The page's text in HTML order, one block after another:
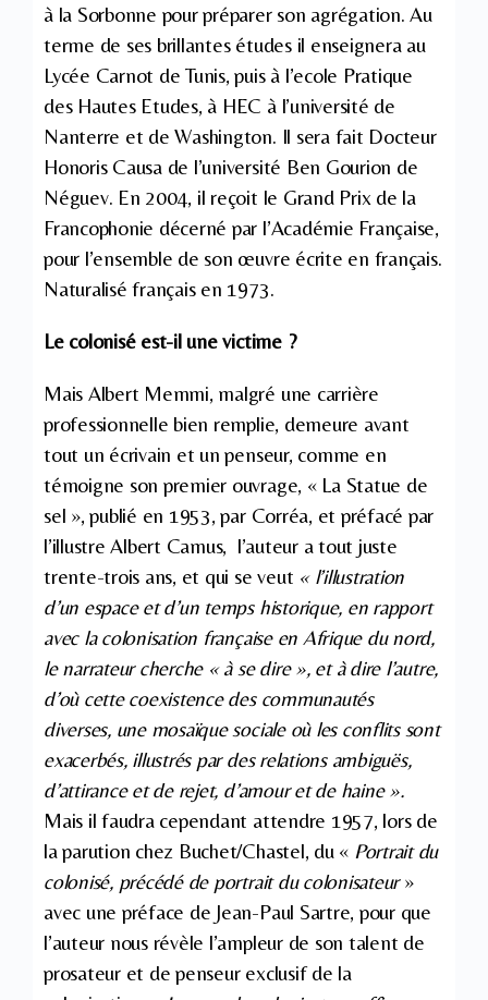
à la Sorbonne pour préparer son agrégation. Au
terme de ses brillantes études il enseignera au
Lycée Carnot de Tunis, puis à l’ecole Pratique
des Hautes Etudes, à HEC à l’université de
Nanterre et de Washington. Il sera fait Docteur
Honoris Causa de l’université Ben Gourion de
Néguev. En 2004, il reçoit le Grand Prix de la
Francophonie décerné par l’Académie Française,
pour l’ensemble de son œuvre écrite en français.
Naturalisé français en 1973.
Le colonisé est-il une victime ?
Mais Albert Memmi, malgré une carrière
professionnelle bien remplie, demeure avant
tout un écrivain et un penseur, comme en
témoigne son premier ouvrage, « La Statue de
sel », publié en 1953, par Corréa, et préfacé par
l’illustre Albert Camus, l’auteur a tout juste
trente-trois ans, et qui se veut « l’illustration
d’un espace et d’un temps historique, en rapport
avec la colonisation française en Afrique du nord,
le narrateur cherche « à se dire », et à dire l’autre,
d’où cette coexistence des communautés
diverses, une mosaïque sociale où les conflits sont
exacerbés, illustrés par des relations ambiguës,
d’attirance et de rejet, d’amour et de haine ».
Mais il faudra cependant attendre 1957, lors de
la parution chez Buchet/Chastel, du « Portrait du
colonisé, précédé de portrait du colonisateur»
avec une préface de Jean-Paul Sartre, pour que
l’auteur nous révèle l’ampleur de son talent de
prosateur et de penseur exclusif de la